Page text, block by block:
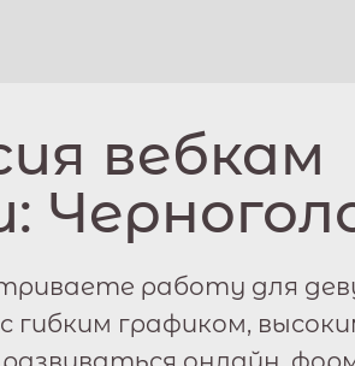
вебкам
работу для
гибким графиком,